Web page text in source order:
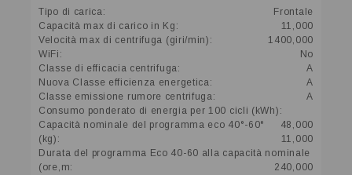
Tipo di carica:
Frontale
Capacità max di carico in Kg:
11,000
Velocità max di centrifuga (giri/min):
1400,000
WiFi:
No
Classe di efficacia centrifuga:
A
Nuova Classe efficienza energetica:
A
Classe emissione rumore centrifuga:
A
Consumo ponderato di energia per 100 cicli (kWh):
48,000
Capacità nominale del programma eco 40°-60°
(kg):
11,000
Durata del programma Eco 40-60 alla capacità nominale
(ore,m:
240,000